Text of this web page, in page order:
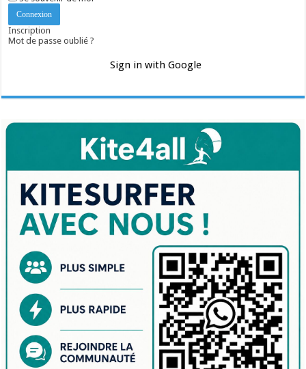
Inscription
Mot de passe oublié ?
Sign in with Google